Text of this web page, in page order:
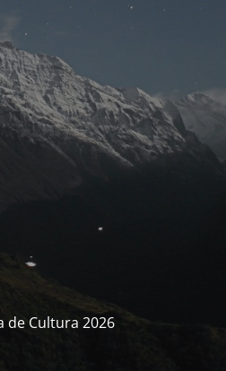
de Cultura 2026